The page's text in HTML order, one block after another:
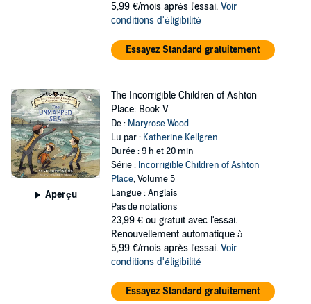
5,99 €/mois après l'essai. Voir
conditions d'éligibilité
Essayez Standard gratuitement
Aperçu
The Incorrigible Children of Ashton
Place: Book V
De : Maryrose Wood
Lu par : Katherine Kellgren
Durée : 9 h et 20 min
Série : Incorrigible Children of Ashton
Place, Volume 5
Langue : Anglais
Pas de notations
23,99 € ou gratuit avec l'essai.
Renouvellement automatique à
5,99 €/mois après l'essai. Voir
conditions d'éligibilité
Essayez Standard gratuitement